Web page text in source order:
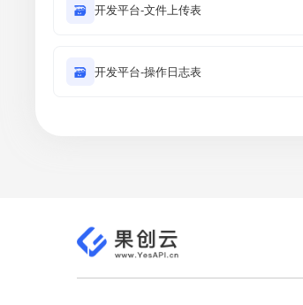
🗃 开发平台-文件上传表
🗃 开发平台-操作日志表